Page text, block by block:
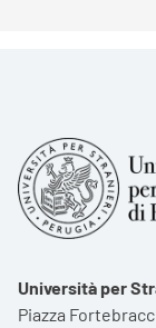
Università per
Piazza